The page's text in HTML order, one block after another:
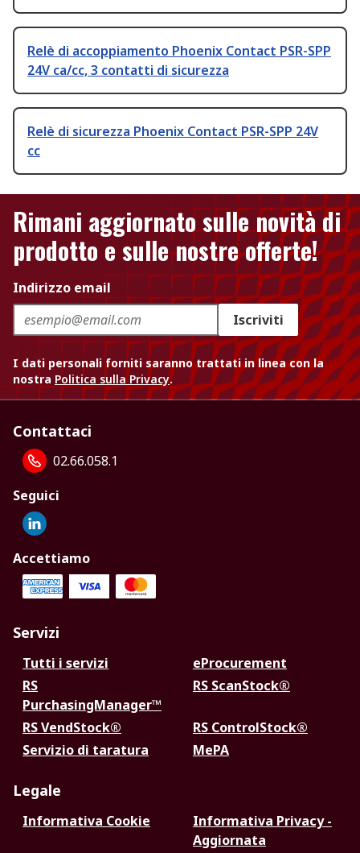
Relè di accoppiamento Phoenix Contact PSR-SPP
24V ca/cc, 3 contatti di sicurezza
Relè di sicurezza Phoenix Contact PSR-SPP 24V
cc
Rimani aggiornato sulle novità di
prodotto e sulle nostre offerte!
Indirizzo email
Iscriviti
I dati personali forniti saranno trattati in linea con la
nostra Politica sulla Privacy.
Contattaci
02.66.058.1
Seguici
Accettiamo
Servizi
Tutti i servizi
eProcurement
RS
PurchasingManager™
RS ScanStock®
RS VendStock®
RS ControlStock®
Servizio di taratura
MePA
Legale
Informativa Cookie
Informativa Privacy -
Aggiornata